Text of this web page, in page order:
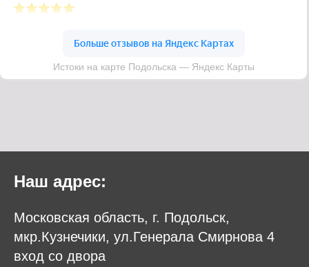
Наш адрес:
Московская область, г. Подольск,
мкр.Кузнечики, ул.Генерала Смирнова 4
вход со двора